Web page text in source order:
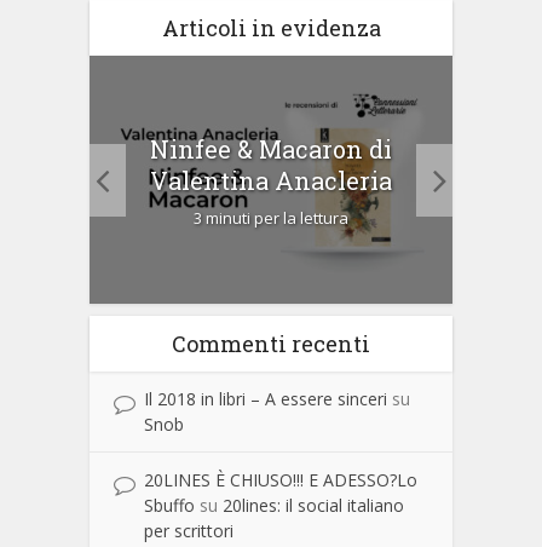
Articoli in evidenza
Ninfee & Macaron di
Valentina Anacleria
3 minuti per la lettura
Commenti recenti
Il 2018 in libri – A essere sinceri su
Snob
20LINES È CHIUSO!!! E ADESSO?Lo
Sbuffo su 20lines: il social italiano
per scrittori